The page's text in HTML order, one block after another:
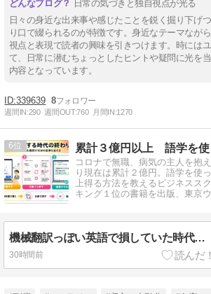
日常の気づきと独自視点が光る
日々の身近な出来事や感じたことを鋭く掘り下げ
り口で綴られるのが特徴です。身近なテーマなが
視点と表現で読者の興味を引きつけます。時には
て、日常に潜むちょっとしたヒントや疑問に光を
内容となっています。
339639 8
週間IN:290 週間OUT:760 月間IN:1270
6
コロナで無職、病気の主人を抱
り現在は累計２億円。語学を使
上得る方法を教えるビジネスス
キング１位の書籍を出版、東京
機械翻訳っぽい英語で損していた時代が終わる
30時間前